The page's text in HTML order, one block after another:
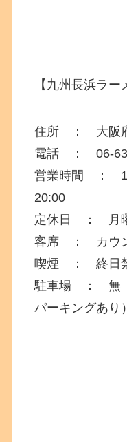
【九州長浜ラー
住所 ： 大阪
電話 ： 06-
営業時間 ：
20:00
定休日 ： 月
客席 ： カウ
喫煙 ： 終日
駐車場 ： 無（
パーキングあり）